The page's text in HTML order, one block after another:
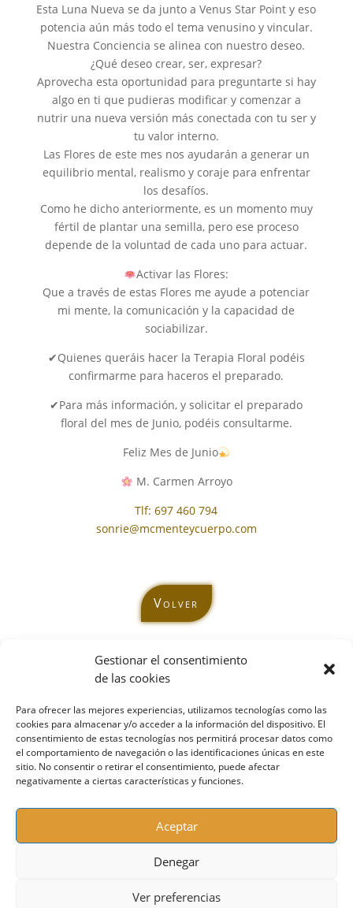
Gestionar el consentimiento
de las cookies
Para ofrecer las mejores experiencias, utilizamos tecnologías como las
cookies para almacenar y/o acceder a la información del dispositivo. El
consentimiento de estas tecnologías nos permitirá procesar datos como
el comportamiento de navegación o las identificaciones únicas en este
sitio. No consentir o retirar el consentimiento, puede afectar
negativamente a ciertas características y funciones.
Aceptar
Denegar
Ver preferencias
Esta Luna Nueva se da junto a Venus Star Point y eso
potencia aún más todo el tema venusino y vincular.
Nuestra Conciencia se alinea con nuestro deseo.
¿Qué deseo crear, ser, expresar?
Aprovecha esta oportunidad para preguntarte si hay
algo en ti que pudieras modificar y comenzar a
nutrir una nueva versión más conectada con tu ser y
tu valor interno.
Las Flores de este mes nos ayudarán a generar un
equilibrio mental, realismo y coraje para enfrentar
los desafíos.
Como he dicho anteriormente, es un momento muy
fértil de plantar una semilla, pero ese proceso
depende de la voluntad de cada uno para actuar.
Activar las Flores:
Que a través de estas Flores me ayude a potenciar
mi mente, la comunicación y la capacidad de
sociabilizar.
✔Quienes queráis hacer la Terapia Floral podéis
confirmarme para haceros el preparado.
✔Para más información, y solicitar el preparado
floral del mes de Junio, podéis consultarme.
Feliz Mes de Junio
M. Carmen Arroyo
Tlf: 697 460 794
sonrie@mcmenteycuerpo.com
Volver
Contacta conmigo:
sonrie@mcmenteycuerpo.com
Móvil / Whatsapp:
697 46 07 94
Política de Privacidad